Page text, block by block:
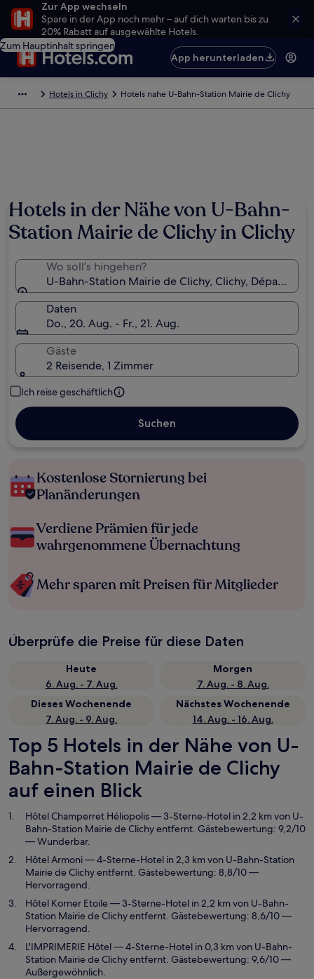
Zur App wechseln
Spare in der App noch mehr – auf dich warten bis zu
20% Rabatt auf ausgewählte Hotels.
Zum Hauptinhalt springen
App herunterladen
Hotels in Clichy Hotels nahe U-Bahn-Station Mairie de Clichy
Hotels in der Nähe von U-Bahn-
Station Mairie de Clichy in Clichy
Wo soll’s hingehen?
U-Bahn-Station Mairie de Clichy, Clichy,
Daten
Do., 20. Aug. - Fr., 21. Aug.
Gäste
2 Reisende, 1 Zimmer
Ich reise geschäftlich
Suchen
Kostenlose Stornierung bei
Planänderungen
Verdiene Prämien für jede
wahrgenommene Übernachtung
Mehr sparen mit Preisen für Mitglieder
Überprüfe die Preise für diese Daten
Heute
6. Aug. - 7. Aug.
Morgen
7. Aug. - 8. Aug.
Dieses Wochenende
7. Aug. - 9. Aug.
Nächstes Wochenende
14. Aug. - 16. Aug.
Top 5 Hotels in der Nähe von U-
Bahn-Station Mairie de Clichy
auf einen Blick
Hôtel Champerret Héliopolis— 3-Sterne-Hotel in 2,2 km von U-
Bahn-Station Mairie de Clichy entfernt. Gästebewertung: 9,2/10
— Wunderbar.
Hôtel Armoni— 4-Sterne-Hotel in 2,3 km von U-Bahn-Station
Mairie de Clichy entfernt. Gästebewertung: 8,8/10 —
Hervorragend.
Hôtel Korner Etoile— 3-Sterne-Hotel in 2,2 km von U-Bahn-
Station Mairie de Clichy entfernt. Gästebewertung: 8,6/10 —
Hervorragend.
L'IMPRIMERIE Hôtel— 4-Sterne-Hotel in 0,3 km von U-Bahn-
Station Mairie de Clichy entfernt. Gästebewertung: 9,6/10 —
Außergewöhnlich.